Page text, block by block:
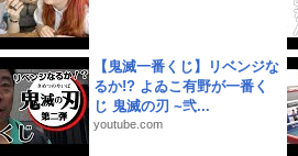
【鬼滅一番くじ】リベンジな
るか!? よゐこ有野が一番く
じ 鬼滅の刃 ~弐...
youtube.com